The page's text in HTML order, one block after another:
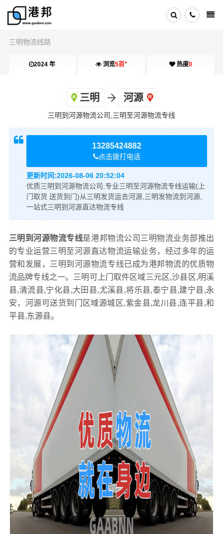
三明物流线路
2024 年 浏览5百+ 热度0
三明 河源
三明到河源物流公司,三明至河源物流专线
13285424882
点击拨打电话
更新时间:2026-08-06 20:52:04
优质三明到河源物流公司,专业三明至河源物流专线运输(上
门取货 送货到门)从三明发货运去河源,三明发物流到河源,
一站式三明到河源直达物流专线
三明到河源物流专线是港邦物流公司三明物流业务部推出
的专业运营三明至河源直达物流运输业务，经过多年的运
营和发展，三明到河源物流专线已成为港邦物流的优质物
流品牌专线之一。三明可上门取件区域三元区,沙县区,明溪
县,清流县,宁化县,大田县,尤溪县,将乐县,泰宁县,建宁县,永
安，河源可送货到门区域源城区,紫金县,龙川县,连平县,和
平县,东源县。